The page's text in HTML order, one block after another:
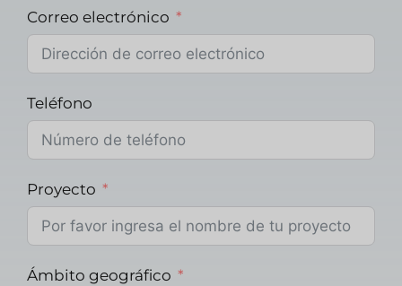
Correo electrónico
Teléfono
Proyecto
Ámbito geográfico